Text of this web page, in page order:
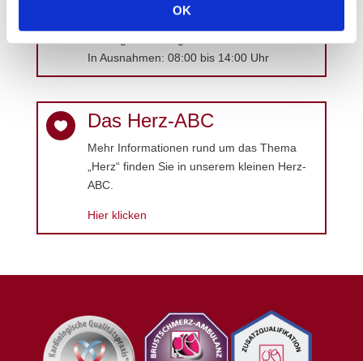
OK
Sprechzeiten
In Ausnahmen: 08:00 bis 14:00 Uhr
 Das Herz-ABC
Mehr Informationen rund um das Thema
„Herz“ finden Sie in unserem kleinen Herz-
ABC.
Hier klicken